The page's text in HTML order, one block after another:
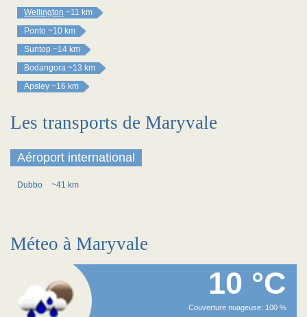
Wellington ~11 km
Ponto ~10 km
Suntop ~14 km
Bodangora ~13 km
Apsley ~16 km
Les transports de Maryvale
Aéroport international
Dubbo ~41 km
Méteo à Maryvale
10 °C
Couverture nuageuse: 100 %